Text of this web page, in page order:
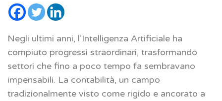
Negli ultimi anni, l’Intelligenza Artificiale ha
compiuto progressi straordinari, trasformando
settori che fino a poco tempo fa sembravano
impensabili. La contabilità, un campo
tradizionalmente visto come rigido e ancorato a